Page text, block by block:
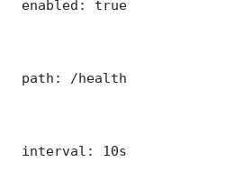
enabled: true
path: /health
interval: 10s